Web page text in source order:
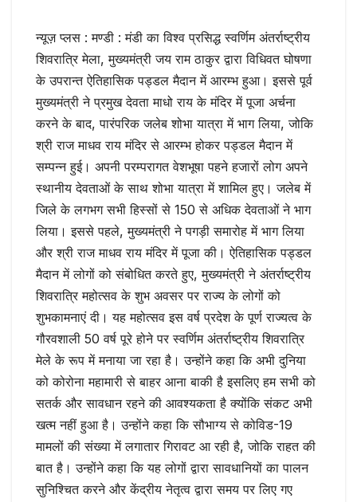
न्यूज़ प्लस : मण्डी : मंडी का विश्व प्रसिद्ध स्वर्णिम अंतर्राष्ट्रीय
शिवरात्रि मेला, मुख्यमंत्री जय राम ठाकुर द्वारा विधिवत घोषणा
के उपरान्त ऐतिहासिक पड्डल मैदान में आरम्भ हुआ। इससे पूर्व
मुख्यमंत्री ने प्रमुख देवता माधो राय के मंदिर में पूजा अर्चना
करने के बाद, पारंपरिक जलेब शोभा यात्रा में भाग लिया, जोकि
श्री राज माधव राय मंदिर से आरम्भ होकर पड्डल मैदान में
सम्पन्न हुई। अपनी परम्परागत वेशभूषा पहने हजारों लोग अपने
स्थानीय देवताओं के साथ शोभा यात्रा में शामिल हुए। जलेब में
जिले के लगभग सभी हिस्सों से 150 से अधिक देवताओं ने भाग
लिया। इससे पहले, मुख्यमंत्री ने पगड़ी समारोह में भाग लिया
और श्री राज माधव राय मंदिर में पूजा की। ऐतिहासिक पड्डल
मैदान में लोगों को संबोधित करते हुए, मुख्यमंत्री ने अंतर्राष्ट्रीय
शिवरात्रि महोत्सव के शुभ अवसर पर राज्य के लोगों को
शुभकामनाएं दी। यह महोत्सव इस वर्ष प्रदेश के पूर्ण राज्यत्व के
गौरवशाली 50 वर्ष पूरे होने पर स्वर्णिम अंतर्राष्ट्रीय शिवरात्रि
मेले के रूप में मनाया जा रहा है। उन्होंने कहा कि अभी दुनिया
को कोरोना महामारी से बाहर आना बाकी है इसलिए हम सभी को
सतर्क और सावधान रहने की आवश्यकता है क्योंकि संकट अभी
खत्म नहीं हुआ है। उन्होंने कहा कि सौभाग्य से कोविड-19
मामलों की संख्या में लगातार गिरावट आ रही है, जोकि राहत की
बात है। उन्होंने कहा कि यह लोगों द्वारा सावधानियों का पालन
सुनिश्चित करने और केंद्रीय नेतृत्व द्वारा समय पर लिए गए